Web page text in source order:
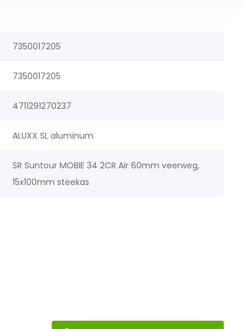
7350017205
7350017205
4711291270237
ALUXX SL aluminum
SR Suntour MOBIE 34 2CR Air 60mm veerweg,
15x100mm steekas